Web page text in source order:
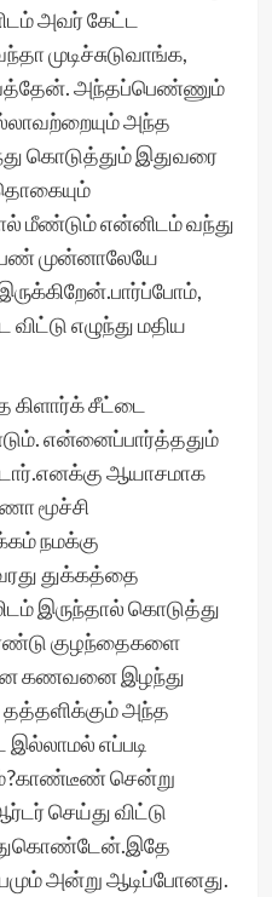
அவர் கேட்ட
முடிச்சுடுவாங்க,
அந்தப்பெண்ணும்
அந்த
கொடுத்தும் இதுவரை
மீண்டும் என்னிடம் வந்து
முன்னாலேயே
எழுந்து மதிய
கிளார்க் சீட்டை
என்னைப்பார்த்ததும்
ஆயாசமாக
மூச்சி
நமக்கு
துக்கத்தை
இருந்தால் கொடுத்து
குழந்தைகளை
கணவனை இழந்து
தத்தளிக்கும் அந்த
இல்லாமல் எப்படி
சென்று
செய்து விட்டு
அன்று ஆடிப்போனது.